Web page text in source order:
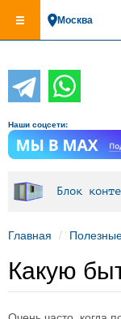
основному
Москва
Наши соцсети:
Блок
Главная
Какую